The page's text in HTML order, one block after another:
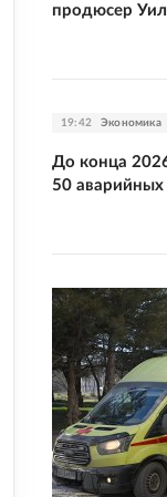
продюсер
19:42 Экономика
До конца
50